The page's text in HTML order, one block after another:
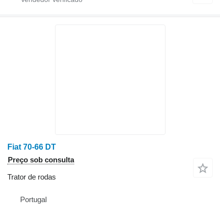
Fiat 70-66 DT
Preço sob consulta
Trator de rodas
Portugal